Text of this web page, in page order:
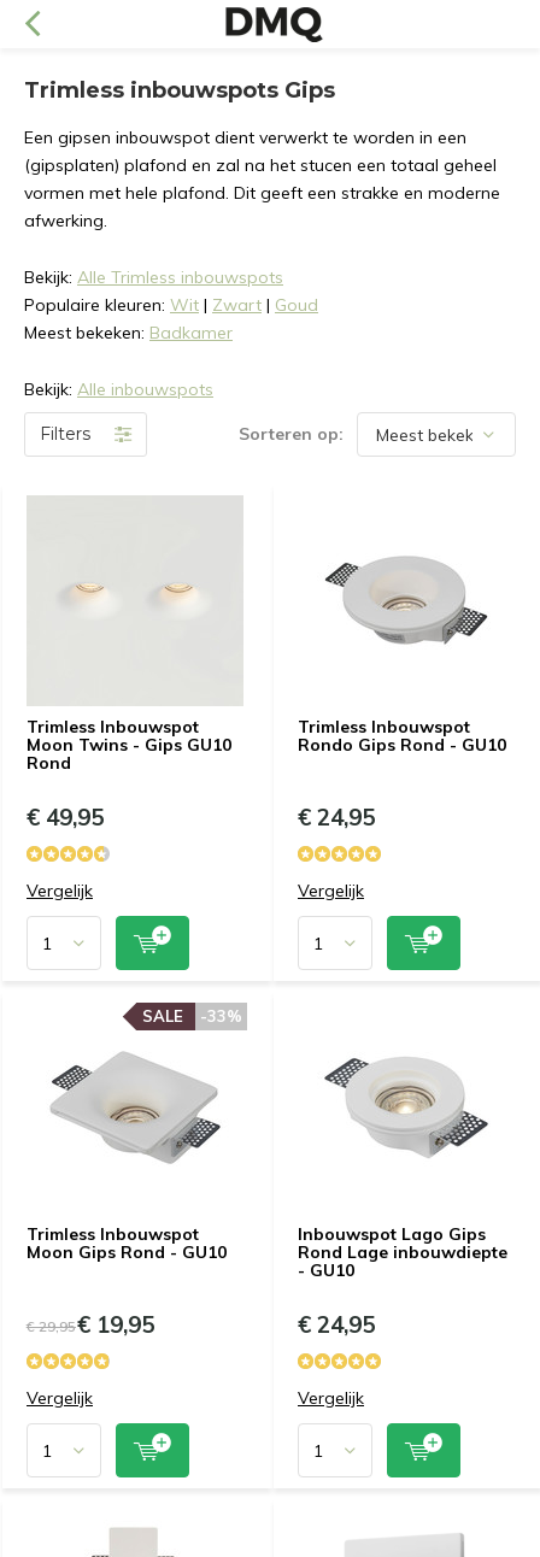
Trimless inbouwspots Gips
Een gipsen inbouwspot dient verwerkt te worden in een
(gipsplaten) plafond en zal na het stucen een totaal geheel
vormen met hele plafond. Dit geeft een strakke en moderne
afwerking.
Bekijk: Alle Trimless inbouwspots
Populaire kleuren: Wit | Zwart | Goud
Meest bekeken: Badkamer
Bekijk: Alle inbouwspots
Filters Sorteren op:
Trimless Inbouwspot
Moon Twins - Gips GU10
Rond
€ 49,95
Vergelijk
Trimless Inbouwspot
Rondo Gips Rond - GU10
€ 24,95
Vergelijk
Trimless Inbouwspot
Moon Gips Rond - GU10
-33%
SALE
€ 29,95€ 19,95
Vergelijk
Inbouwspot Lago Gips
Rond Lage inbouwdiepte
- GU10
€ 24,95
Vergelijk